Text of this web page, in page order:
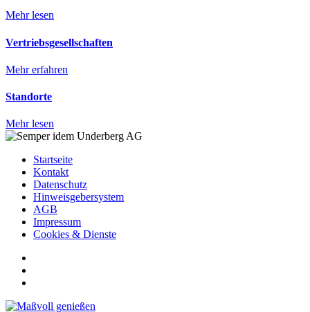
Mehr lesen
Vertriebsgesellschaften
Mehr erfahren
Standorte
Mehr lesen
Startseite
Kontakt
Datenschutz
Hinweisgebersystem
AGB
Impressum
Cookies & Dienste